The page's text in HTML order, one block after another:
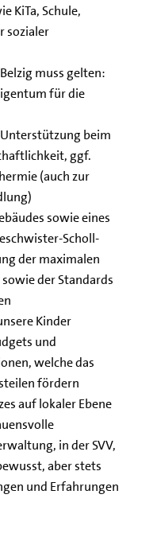
KiTa, Schule,
sozialer
muss gelten:
für die
beim
ggf.
(auch zur
sowie eines
Scholl-
der maximalen
der Standards
Kinder
und
welche das
fördern
auf lokaler Ebene
in der SVV,
aber stets
und Erfahrungen